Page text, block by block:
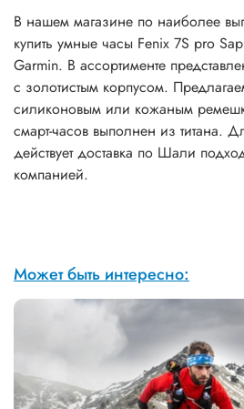
В нашем магазине по наиболее
купить умные часы Fenix 7S pro
Garmin. В ассортименте
с золотистым корпусом.
силиконовым или кожаным
смарт-часов выполнен из титана.
действует доставка по Шали
компанией.
Может быть интересно: